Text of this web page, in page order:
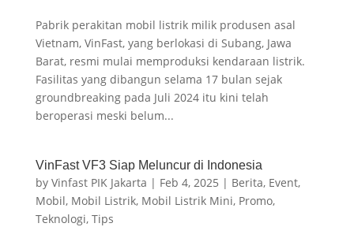
Pabrik perakitan mobil listrik milik produsen asal
Vietnam, VinFast, yang berlokasi di Subang, Jawa
Barat, resmi mulai memproduksi kendaraan listrik.
Fasilitas yang dibangun selama 17 bulan sejak
groundbreaking pada Juli 2024 itu kini telah
beroperasi meski belum...
VinFast VF3 Siap Meluncur di Indonesia
by Vinfast PIK Jakarta | Feb 4, 2025 | Berita, Event,
Mobil, Mobil Listrik, Mobil Listrik Mini, Promo,
Teknologi, Tips